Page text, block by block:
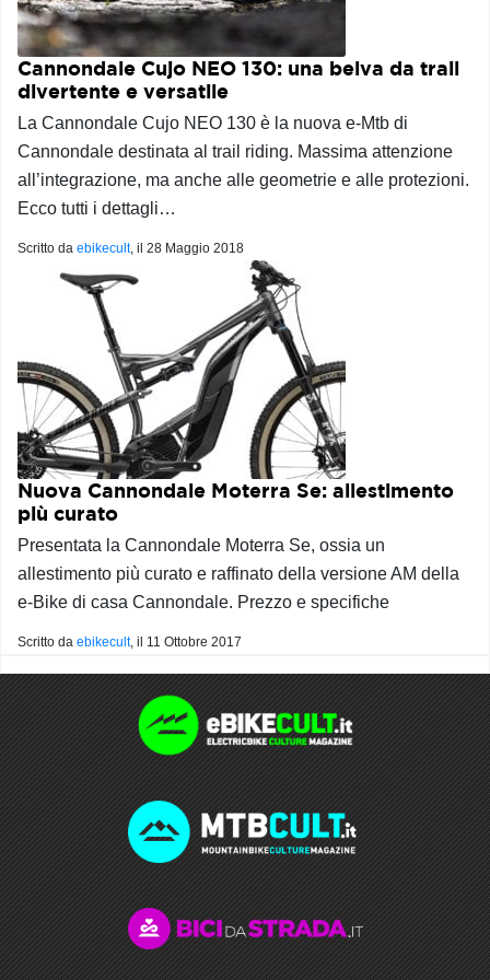
Cannondale Cujo NEO 130: una belva da trail
divertente e versatile
La Cannondale Cujo NEO 130 è la nuova e-Mtb di
Cannondale destinata al trail riding. Massima attenzione
all’integrazione, ma anche alle geometrie e alle protezioni.
Ecco tutti i dettagli…
Scritto da ebikecult, il 28 Maggio 2018
Nuova Cannondale Moterra Se: allestimento
più curato
Presentata la Cannondale Moterra Se, ossia un
allestimento più curato e raffinato della versione AM della
e-Bike di casa Cannondale. Prezzo e specifiche
Scritto da ebikecult, il 11 Ottobre 2017